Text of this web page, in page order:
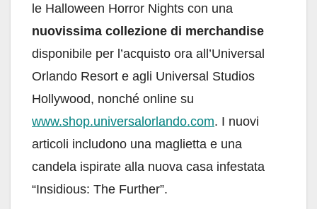
le Halloween Horror Nights con una
nuovissima collezione di merchandise
disponibile per l’acquisto ora all’Universal
Orlando Resort e agli Universal Studios
Hollywood, nonché online su
www.shop.universalorlando.com. I nuovi
articoli includono una maglietta e una
candela ispirate alla nuova casa infestata
“Insidious: The Further”.